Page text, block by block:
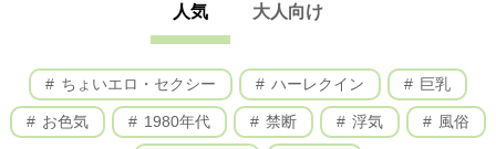
人気 大人向け
ちょいエロ・セクシー ハーレクイン 巨乳
お色気 1980年代 禁断 浮気 風俗